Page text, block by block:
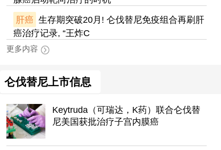
肝癌 生存期突破20月! 仑伐替尼免疫组合再刷肝
癌治疗记录, “王炸C
更多内容
仑伐替尼上市信息
Keytruda（可瑞达，K药）联合仑伐替
尼美国获批治疗子宫内膜癌